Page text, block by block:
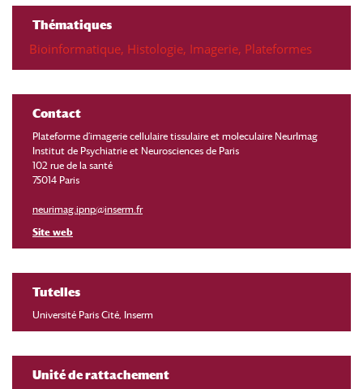
Thématiques
Bioinformatique, Histologie, Imagerie, Plateformes
Contact
Plateforme d’imagerie cellulaire tissulaire et moleculaire NeurImag
Institut de Psychiatrie et Neurosciences de Paris
102 rue de la santé
75014 Paris
neurimag.ipnp@inserm.fr
Site web
Tutelles
Université Paris Cité, Inserm
Unité de rattachement